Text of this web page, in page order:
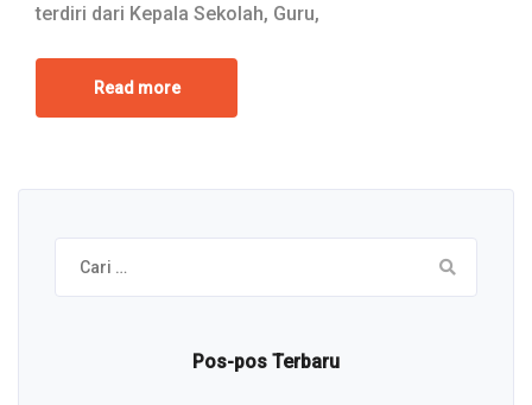
terdiri dari Kepala Sekolah, Guru,
Read more
Cari
untuk:
Pos-pos Terbaru